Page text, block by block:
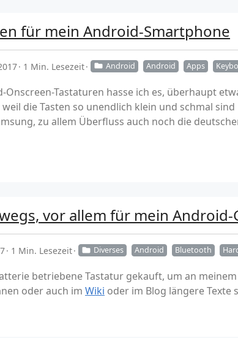
für mein Android-Smartphone
1 Min. Lesezeit Android Android Apps
Onscreen-Tastaturen hasse ich es, überhaupt
die Tasten so unendlich klein und schmal
zu allem Überfluss auch noch die
vor allem für mein Android-
1 Min. Lesezeit Diverses Android Bluetooth
betriebene Tastatur gekauft, um an
oder auch im Wiki oder im Blog längere Texte